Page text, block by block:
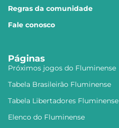
Regras da comunidade
Fale conosco
Páginas
Próximos jogos do Fluminense
Tabela Brasileirão Fluminense
Tabela Libertadores Fluminense
Elenco do Fluminense